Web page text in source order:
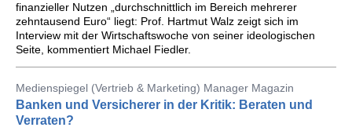
finanzieller Nutzen „durchschnittlich im Bereich mehrerer
zehntausend Euro“ liegt: Prof. Hartmut Walz zeigt sich im
Interview mit der Wirtschaftswoche von seiner ideologischen
Seite, kommentiert Michael Fiedler.
Medienspiegel (Vertrieb & Marketing) Manager Magazin
Banken und Versicherer in der Kritik: Beraten und
Verraten?